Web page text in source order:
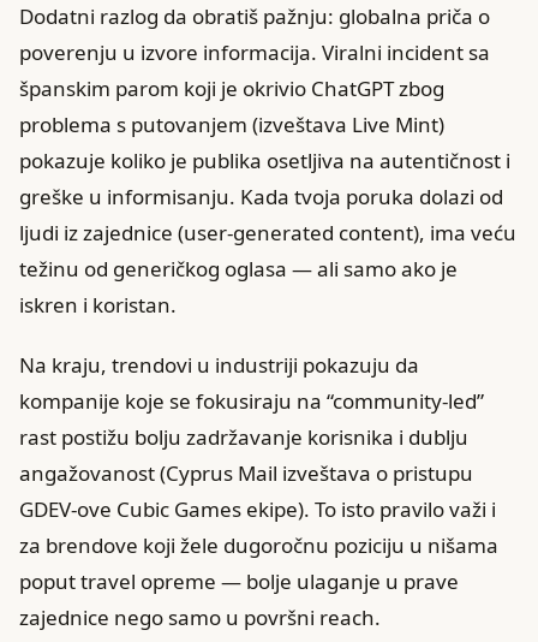
Dodatni razlog da obratiš pažnju: globalna priča o
poverenju u izvore informacija. Viralni incident sa
španskim parom koji je okrivio ChatGPT zbog
problema s putovanjem (izveštava Live Mint)
pokazuje koliko je publika osetljiva na autentičnost i
greške u informisanju. Kada tvoja poruka dolazi od
ljudi iz zajednice (user‑generated content), ima veću
težinu od generičkog oglasa — ali samo ako je
iskren i koristan.
Na kraju, trendovi u industriji pokazuju da
kompanije koje se fokusiraju na “community‑led”
rast postižu bolju zadržavanje korisnika i dublju
angažovanost (Cyprus Mail izveštava o pristupu
GDEV‑ove Cubic Games ekipe). To isto pravilo važi i
za brendove koji žele dugoročnu poziciju u nišama
poput travel opreme — bolje ulaganje u prave
zajednice nego samo u površni reach.